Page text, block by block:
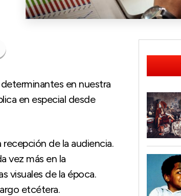
en nuestra
en especial desde
de la audiencia.
vez más en la
visuales de la época.
etcétera.